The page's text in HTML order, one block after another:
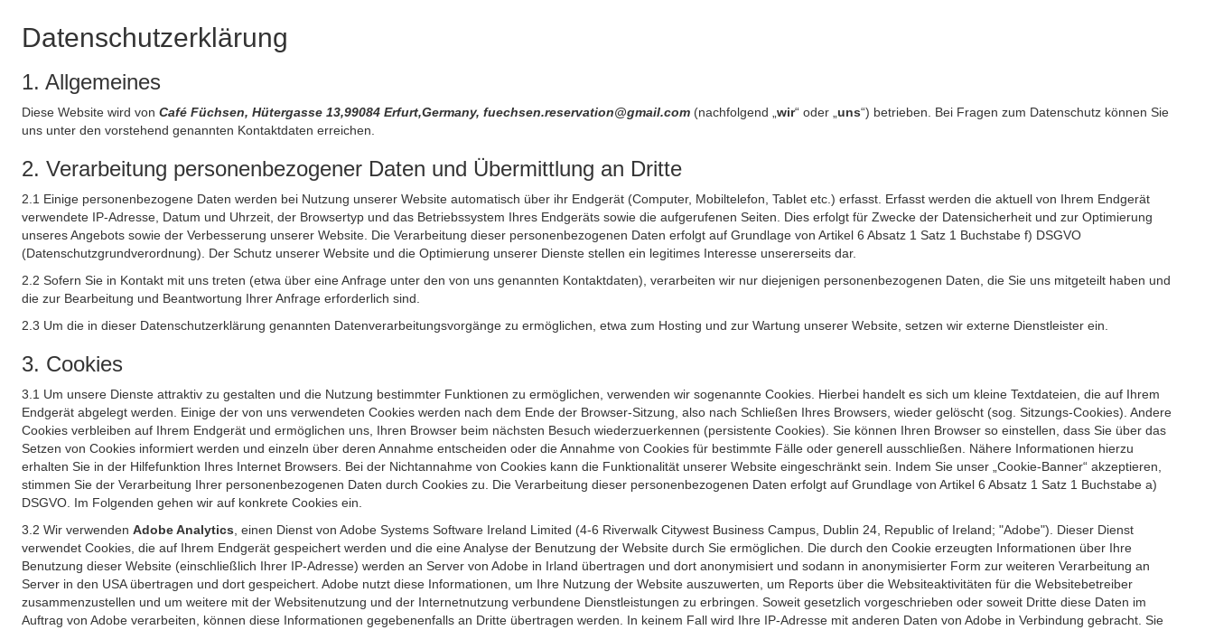
Datenschutzerklärung
1. Allgemeines
Diese Website wird von Café Füchsen, Hütergasse 13,99084 Erfurt,Germany, fuechsen.reservation@gmail.com (nachfolgend „ wir“ oder „ uns“) betrieben. Bei Fragen zum Datenschutz können Sie
uns unter den vorstehend genannten Kontaktdaten erreichen.
2. Verarbeitung personenbezogener Daten und Übermittlung an Dritte
2.1 Einige personenbezogene Daten werden bei Nutzung unserer Website automatisch über ihr Endgerät (Computer, Mobiltelefon, Tablet etc.) erfasst. Erfasst werden die aktuell von Ihrem Endgerät
verwendete IP-Adresse, Datum und Uhrzeit, der Browsertyp und das Betriebssystem Ihres Endgeräts sowie die aufgerufenen Seiten. Dies erfolgt für Zwecke der Datensicherheit und zur Optimierung
unseres Angebots sowie der Verbesserung unserer Website. Die Verarbeitung dieser personenbezogenen Daten erfolgt auf Grundlage von Artikel 6 Absatz 1 Satz 1 Buchstabe f) DSGVO
(Datenschutzgrundverordnung). Der Schutz unserer Website und die Optimierung unserer Dienste stellen ein legitimes Interesse unsererseits dar.
2.2 Sofern Sie in Kontakt mit uns treten (etwa über eine Anfrage unter den von uns genannten Kontaktdaten), verarbeiten wir nur diejenigen personenbezogenen Daten, die Sie uns mitgeteilt haben und
die zur Bearbeitung und Beantwortung Ihrer Anfrage erforderlich sind.
2.3 Um die in dieser Datenschutzerklärung genannten Datenverarbeitungsvorgänge zu ermöglichen, etwa zum Hosting und zur Wartung unserer Website, setzen wir externe Dienstleister ein.
3. Cookies
3.1 Um unsere Dienste attraktiv zu gestalten und die Nutzung bestimmter Funktionen zu ermöglichen, verwenden wir sogenannte Cookies. Hierbei handelt es sich um kleine Textdateien, die auf Ihrem
Endgerät abgelegt werden. Einige der von uns verwendeten Cookies werden nach dem Ende der Browser-Sitzung, also nach Schließen Ihres Browsers, wieder gelöscht (sog. Sitzungs-Cookies). Andere
Cookies verbleiben auf Ihrem Endgerät und ermöglichen uns, Ihren Browser beim nächsten Besuch wiederzuerkennen (persistente Cookies). Sie können Ihren Browser so einstellen, dass Sie über das
Setzen von Cookies informiert werden und einzeln über deren Annahme entscheiden oder die Annahme von Cookies für bestimmte Fälle oder generell ausschließen. Nähere Informationen hierzu
erhalten Sie in der Hilfefunktion Ihres Internet Browsers. Bei der Nichtannahme von Cookies kann die Funktionalität unserer Website eingeschränkt sein. Indem Sie unser „Cookie-Banner“ akzeptieren,
stimmen Sie der Verarbeitung Ihrer personenbezogenen Daten durch Cookies zu. Die Verarbeitung dieser personenbezogenen Daten erfolgt auf Grundlage von Artikel 6 Absatz 1 Satz 1 Buchstabe a)
DSGVO. Im Folgenden gehen wir auf konkrete Cookies ein.
3.2 Wir verwenden Adobe Analytics , einen Dienst von Adobe Systems Software Ireland Limited (4-6 Riverwalk Citywest Business Campus, Dublin 24, Republic of Ireland; "Adobe"). Dieser Dienst
verwendet Cookies, die auf Ihrem Endgerät gespeichert werden und die eine Analyse der Benutzung der Website durch Sie ermöglichen. Die durch den Cookie erzeugten Informationen über Ihre
Benutzung dieser Website (einschließlich Ihrer IP-Adresse) werden an Server von Adobe in Irland übertragen und dort anonymisiert und sodann in anonymisierter Form zur weiteren Verarbeitung an
Server in den USA übertragen und dort gespeichert. Adobe nutzt diese Informationen, um Ihre Nutzung der Website auszuwerten, um Reports über die Websiteaktivitäten für die Websitebetreiber
zusammenzustellen und um weitere mit der Websitenutzung und der Internetnutzung verbundene Dienstleistungen zu erbringen. Soweit gesetzlich vorgeschrieben oder soweit Dritte diese Daten im
Auftrag von Adobe verarbeiten, können diese Informationen gegebenenfalls an Dritte übertragen werden. In keinem Fall wird Ihre IP-Adresse mit anderen Daten von Adobe in Verbindung gebracht. Sie